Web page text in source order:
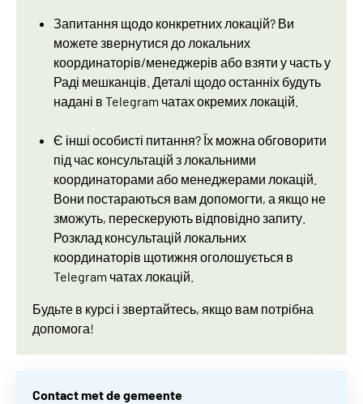
Запитання щодо конкретних локацій? Ви
можете звернутися до локальних
координаторів/менеджерів або взяти у часть у
Раді мешканців. Деталі щодо останніх будуть
надані в Telegram чатах окремих локацій.
Є інші особисті питання? Їх можна обговорити
під час консультацій з локальними
координаторами або менеджерами локацій.
Вони постараються вам допомогти, а якщо не
зможуть, перескерують відповідно запиту.
Розклад консультацій локальних
координаторів щотижня оголошується в
Telegram чатах локацій.
Будьте в курсі і звертайтесь, якщо вам потрібна
допомога!
Contact met de gemeente